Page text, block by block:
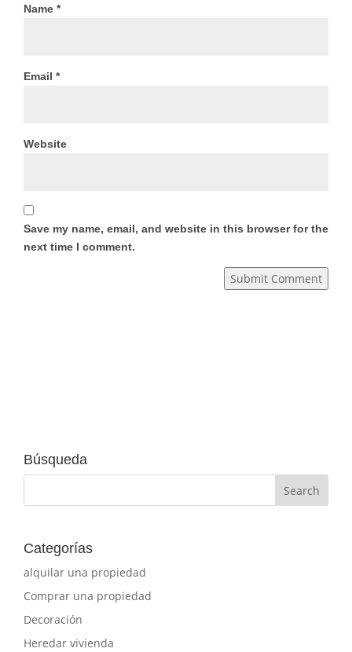
Name *
Email *
Website
Save my name, email, and website in this browser for the
next time I comment.
Submit Comment
Búsqueda
Categorías
alquilar una propiedad
Comprar una propiedad
Decoración
Heredar vivienda